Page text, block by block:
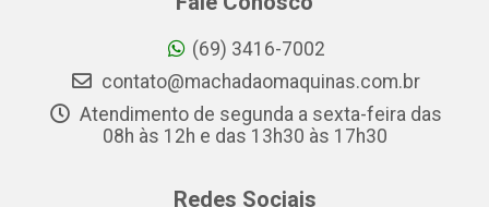
(69) 3416-7002
contato@machadaomaquinas.com.br
Atendimento de segunda a sexta-feira das
08h às 12h e das 13h30 às 17h30
Redes Sociais